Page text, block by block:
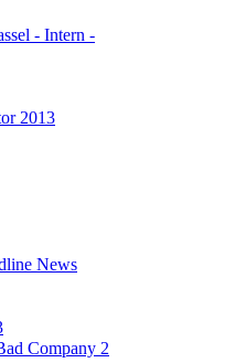
- Intern -
2013
News
Company 2